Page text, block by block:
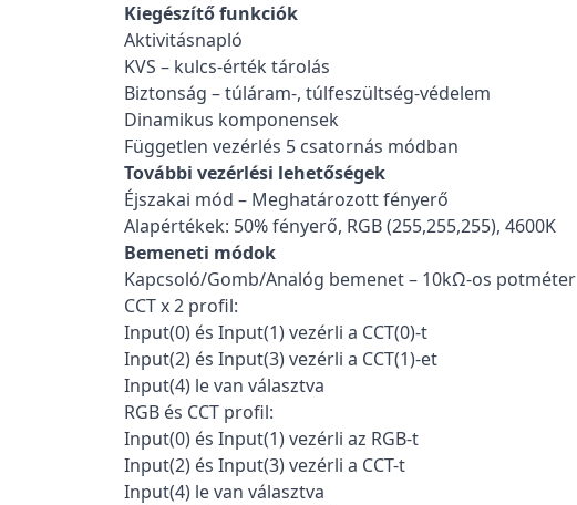
Kiegészítő funkciók
Aktivitásnapló
KVS – kulcs-érték tárolás
Biztonság – túláram-, túlfeszültség-védelem
Dinamikus komponensek
Független vezérlés 5 csatornás módban
További vezérlési lehetőségek
Éjszakai mód – Meghatározott fényerő
Alapértékek: 50% fényerő, RGB (255,255,255), 4600K
Bemeneti módok
Kapcsoló/Gomb/Analóg bemenet – 10kΩ-os potméter
CCT x 2 profil:
Input(0) és Input(1) vezérli a CCT(0)-t
Input(2) és Input(3) vezérli a CCT(1)-et
Input(4) le van választva
RGB és CCT profil:
Input(0) és Input(1) vezérli az RGB-t
Input(2) és Input(3) vezérli a CCT-t
Input(4) le van választva